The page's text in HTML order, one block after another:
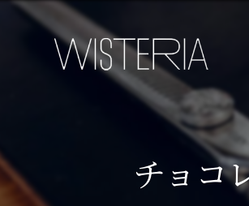
チョコ